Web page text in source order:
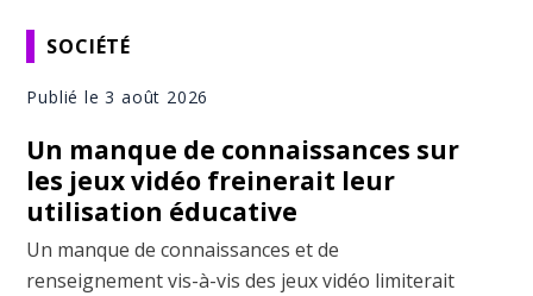
SOCIÉTÉ
Publié le 3 août 2026
Un manque de connaissances sur
les jeux vidéo freinerait leur
utilisation éducative
Un manque de connaissances et de
renseignement vis-à-vis des jeux vidéo limiterait